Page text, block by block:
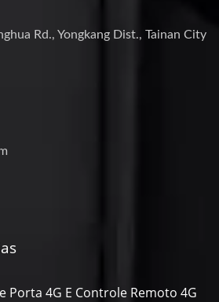
Rd., Yongkang Dist., Tainan City
Porta 4G E Controle Remoto 4G